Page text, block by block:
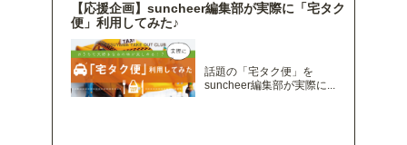
キャンセル 絞り込む
【応援企画】suncheer編集部が実際に「宅タク
便」利用してみた♪
話題の「宅タク便」を
suncheer編集部が実際に...